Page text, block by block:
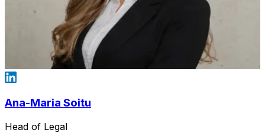
Ana-Maria Soitu
Head of Legal